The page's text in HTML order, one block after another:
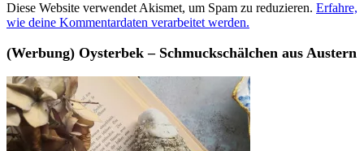
Diese Website verwendet Akismet, um Spam zu reduzieren. Erfahre,
wie deine Kommentardaten verarbeitet werden.
(Werbung) Oysterbek – Schmuckschälchen aus Austern